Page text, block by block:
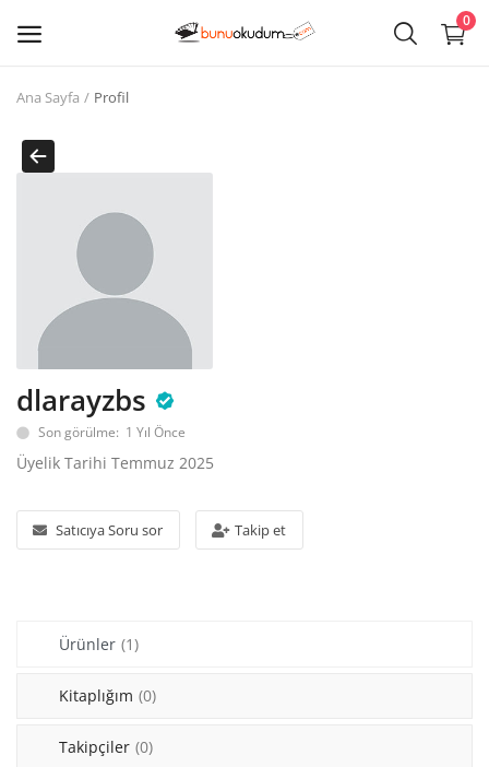
0
Sat
Edebiyat
Eğitim
Ders - Sınav Kitapları
Çocuk Kitapları
Bilim
Felsefe
Hobi Kitapları
Sanat - Tasarım
Ana Sayfa Profil
dlarayzbs
Son görülme: 1 Yıl Önce
Üyelik Tarihi Temmuz 2025
Satıcıya Soru sor Takip et
Ürünler (1)
Kitaplığım (0)
Takipçiler (0)